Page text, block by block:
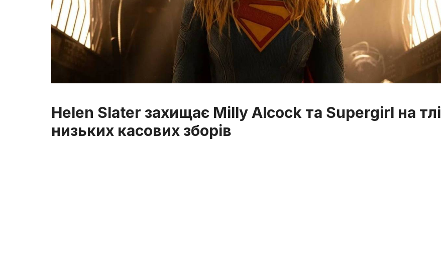
Helen Slater захищає Milly Alcock та Supergirl на тлі
низьких касових зборів